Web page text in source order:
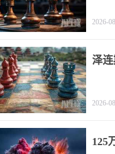
2026-
泽
2026-
125